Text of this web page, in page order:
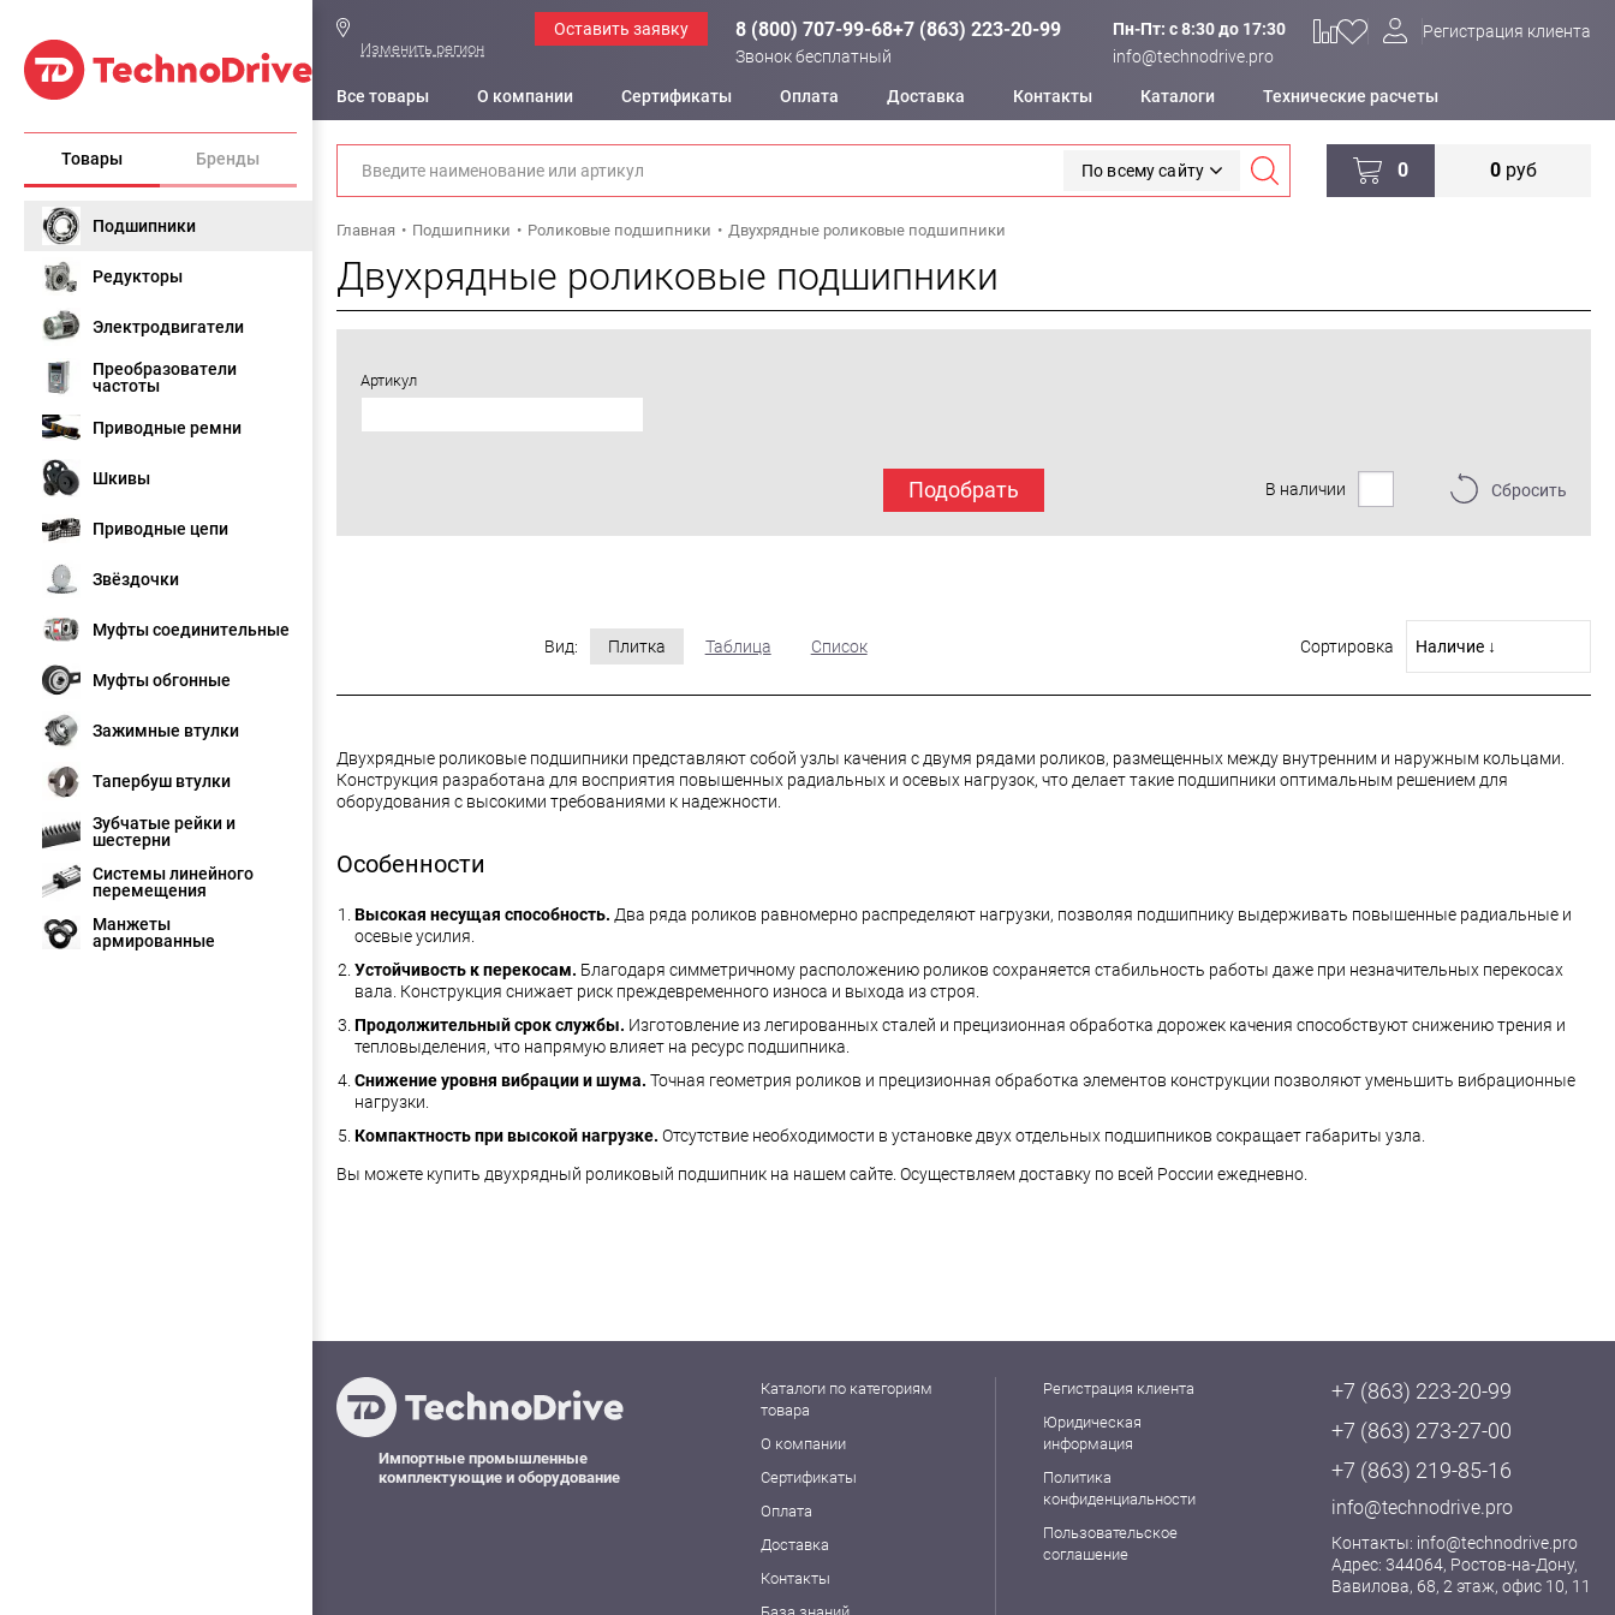
Товары Бренды
Подшипники
Редукторы
Электродвигатели
Преобразователи
частоты
Приводные ремни
Шкивы
Приводные цепи
Звёздочки
Муфты соединительные
Муфты обгонные
Зажимные втулки
Тапербуш втулки
Зубчатые рейки и
шестерни
Системы линейного
перемещения
Манжеты
армированные
Изменить регион
Оставить заявку 8 (800) 707-99-68+7 (863) 223-20-99
Звонок бесплатный
Пн-Пт: c 8:30 до 17:30
info@technodrive.pro
Регистрация клиента
Все товары О компании Сертификаты Оплата Доставка Контакты Каталоги Технические расчеты
По всему сайту 0 0руб
Главная Подшипники Роликовые подшипники Двухрядные роликовые подшипники
Двухрядные роликовые подшипники
Артикул
Подобрать В наличии Сбросить
Вид: Плитка Таблица Список Сортировка
Двухрядные роликовые подшипники представляют собой узлы качения с двумя рядами роликов, размещенных между внутренним и наружным кольцами.
Конструкция разработана для восприятия повышенных радиальных и осевых нагрузок, что делает такие подшипники оптимальным решением для
оборудования с высокими требованиями к надежности.
Особенности
Высокая несущая способность. Два ряда роликов равномерно распределяют нагрузки, позволяя подшипнику выдерживать повышенные радиальные и
осевые усилия.
Устойчивость к перекосам. Благодаря симметричному расположению роликов сохраняется стабильность работы даже при незначительных перекосах
вала. Конструкция снижает риск преждевременного износа и выхода из строя.
Продолжительный срок службы. Изготовление из легированных сталей и прецизионная обработка дорожек качения способствуют снижению трения и
тепловыделения, что напрямую влияет на ресурс подшипника.
Снижение уровня вибрации и шума. Точная геометрия роликов и прецизионная обработка элементов конструкции позволяют уменьшить вибрационные
нагрузки.
Компактность при высокой нагрузке. Отсутствие необходимости в установке двух отдельных подшипников сокращает габариты узла.
Вы можете купить двухрядный роликовый подшипник на нашем сайте. Осуществляем доставку по всей России ежедневно.
Импортные промышленные
комплектующие и оборудование
Каталоги по категориям
товара
О компании
Сертификаты
Оплата
Доставка
Контакты
Регистрация клиента
Юридическая
информация
Политика
конфиденциальности
Пользовательское
соглашение
+7 (863) 223-20-99
+7 (863) 273-27-00
+7 (863) 219-85-16
info@technodrive.pro
Контакты: info@technodrive.pro
Адрес: 344064, Ростов-на-Дону,
Вавилова, 68, 2 этаж, офис 10, 11